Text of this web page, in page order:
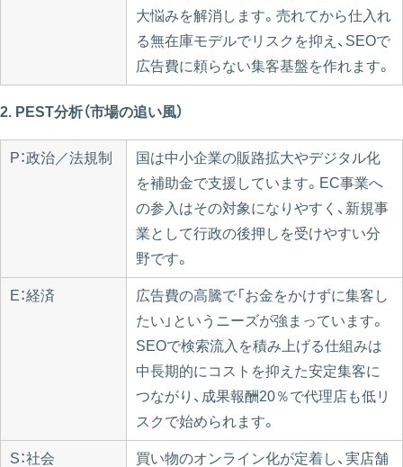
大悩みを解消します。売れてから仕入れ
る無在庫モデルでリスクを抑え、SEOで
広告費に頼らない集客基盤を作れます。
2. PEST分析（市場の追い風）
P：政治／法規制
国は中小企業の販路拡大やデジタル化
を補助金で支援しています。EC事業へ
の参入はその対象になりやすく、新規事
業として行政の後押しを受けやすい分
野です。
E：経済
広告費の高騰で「お金をかけずに集客し
たい」というニーズが強まっています。
SEOで検索流入を積み上げる仕組みは
中長期的にコストを抑えた安定集客に
つながり、成果報酬20％で代理店も低リ
スクで始められます。
S：社会
買い物のオンライン化が定着し、実店舗